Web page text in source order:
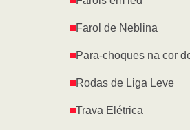
Farol de Neblina
Para-choques na cor
Rodas de Liga Leve
Trava Elétrica